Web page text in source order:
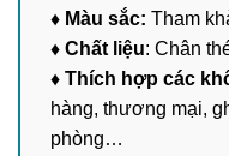
♦ Màu sắc: Tham
♦ Chất liệu: Chân
♦ Thích hợp các
hàng, thương mại,
phòng…